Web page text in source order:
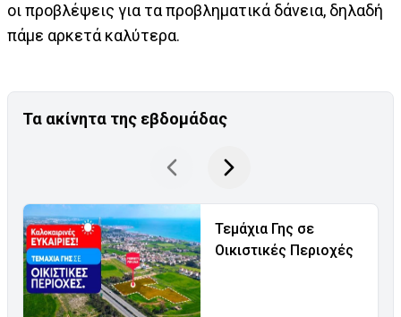
οι προβλέψεις για τα προβληματικά δάνεια, δηλαδή
πάμε αρκετά καλύτερα.
Τα ακίνητα της εβδομάδας
Τεμάχια Γης σε
Οικιστικές Περιοχές